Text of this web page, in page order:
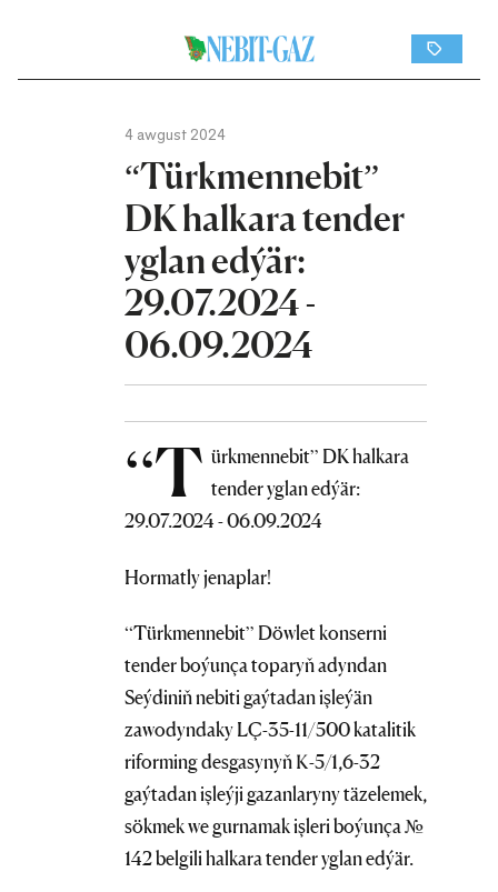
4 awgust 2024
“Türkmennebit”
DK halkara tender
yglan edýär:
29.07.2024 -
06.09.2024
“T ürkmennebit” DK halkara
tender yglan edýär:
29.07.2024 - 06.09.2024
Hormatly jenaplar!
“Türkmennebit” Döwlet konserni
tender boýunça toparyň adyndan
Seýdiniň nebiti gaýtadan işleýän
zawodyndaky LÇ-35-11/500 katalitik
riforming desgasynyň К-5/1,6-32
gaýtadan işleýji gazanlaryny täzelemek,
sökmek we gurnamak işleri boýunça №
142 belgili halkara tender yglan edýär.